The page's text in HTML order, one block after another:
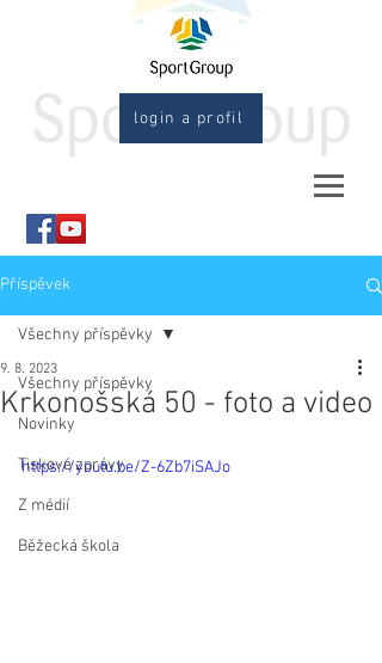
login a profil
Příspěvek
Všechny příspěvky
Novinky
Tiskové zprávy
Z médií
Běžecká škola
Všechny příspěvky
Krkonošská 50 - foto a video
9. 8. 2023
https://youtu.be/Z-6Zb7iSAJo